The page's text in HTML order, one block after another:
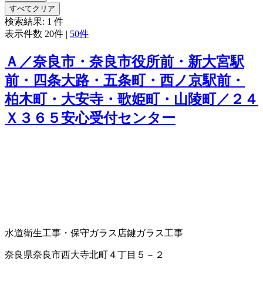
すべてクリア
検索結果: 1 件
表示件数 20件 | 50件
Ａ／奈良市・奈良市役所前・新大宮駅
前・四条大路・五条町・西ノ京駅前・
柏木町・大安寺・歌姫町・山陵町／２４
Ｘ３６５安心受付センター
水道衛生工事・保守ガラス店鍵ガラス工事
奈良県奈良市西大寺北町４丁目５－２